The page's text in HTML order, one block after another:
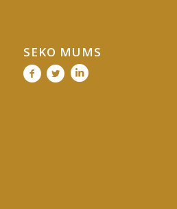
SEKO MUMS